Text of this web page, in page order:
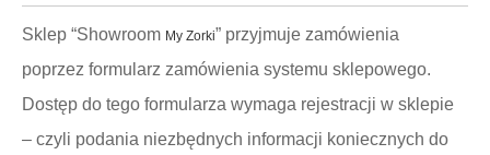
Sklep “Showroom My Zorki” przyjmuje zamówienia
poprzez formularz zamówienia systemu sklepowego.
Dostęp do tego formularza wymaga rejestracji w sklepie
– czyli podania niezbędnych informacji koniecznych do